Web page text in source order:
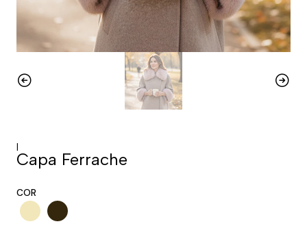
|
Capa Ferrache
COR